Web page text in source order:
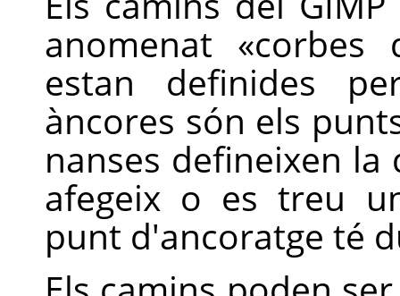
anomenat «corbes
estan definides
àncores són els
nanses defineixen
afegeix o es treu
punt d'ancoratge té